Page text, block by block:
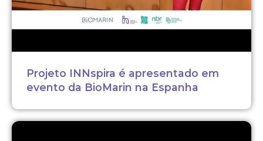
Projeto INNspira é apresentado em
evento da BioMarin na Espanha